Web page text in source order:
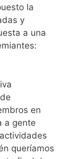
la
y
a una
en
a gente
queríamos